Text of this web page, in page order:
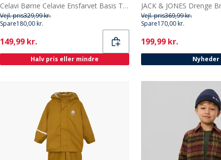
Celavi Børne Celavie Ensfarvet Basis Termosæt Misty Rose
Vejl. pris329,99 kr.
Spare180,00 kr.
Current
149,99 kr.
Halv pris eller mindre
Vejl. pris369,99 kr.
Spare170,00 kr.
Current
199,99 kr.
Nyheder